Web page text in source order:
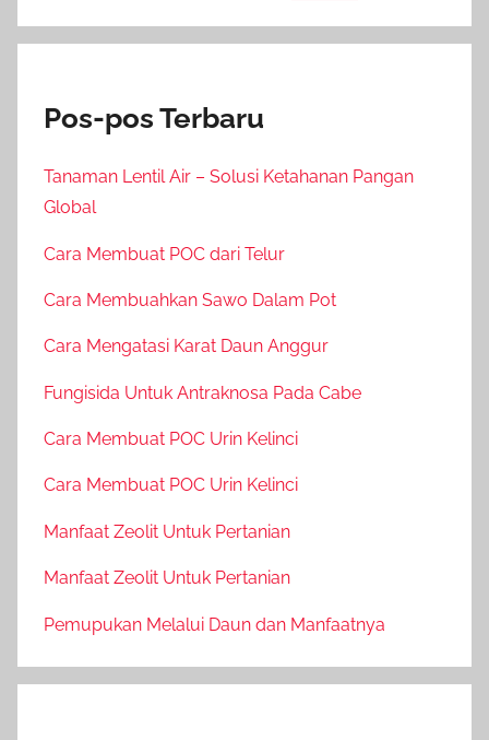
Pos-pos Terbaru
Tanaman Lentil Air – Solusi Ketahanan Pangan
Global
Cara Membuat POC dari Telur
Cara Membuahkan Sawo Dalam Pot
Cara Mengatasi Karat Daun Anggur
Fungisida Untuk Antraknosa Pada Cabe
Cara Membuat POC Urin Kelinci
Cara Membuat POC Urin Kelinci
Manfaat Zeolit Untuk Pertanian
Manfaat Zeolit Untuk Pertanian
Pemupukan Melalui Daun dan Manfaatnya